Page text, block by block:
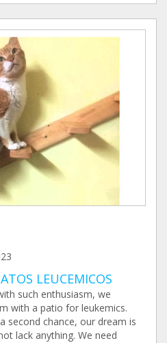
LEUCEMICOS
such enthusiasm, we
with a patio for leukemics.
second chance, our dream is
lack anything. We need